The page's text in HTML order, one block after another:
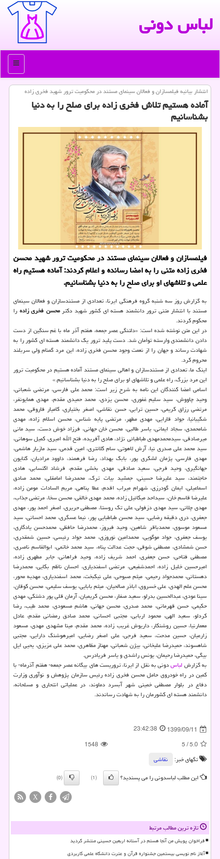
لباس دونی
منو
انتشار بیانیه فیلمسازان و فعالان سینمای مستند در محكومیت ترور شهید فخری زاده
آماده هستیم تلاش فخری زاده برای صلح را به دنیا
بشناسانیم
فیلمسازان و فعالان سینمای مستند در محكومیت ترور شهید محسن
فخری زاده متنی را به امضا رسانده و اعلام كردند: آماده هستیم راه
علمی و تلاشهای او برای صلح را به دنیا بشناسانیم.
به گزارش روز سه شنبه گروه فرهنگی ایرنا، تعدادی از مستندسازان و فعالان سینمای
مستند با انتشار متنی ترور دانشمند هسته ای کشور شهید دکترمحسن فخری زاده را
محکوم کردند.
در این متن نوشته شده است: «دلتنگی عصر جمعه، هفتم آذر ماه با غم سنگین از دست
دادن دانشمندی وارسته توأمان شد. دست پلید ترور یک دانشمند هسته ای کشور را به
شهادت رساند و جهان را از نعمت وجود محسن فخری زاده، این مرد گمنام ولی سربلند
محروم کرد.
اینک ما، تعدادی از مستندسازان و اهالی سینمای مستند آماده هستیم در محکومیت ترور
این مرد بزرگ، راه علمی و تلاشهای او برای صلح را به دنیا بشناسانیم.»
اسامی امضا کنندگان این نامه به شرح زیر است: محمد علی فارسی، مرتضی شعبانی،
وحید چاووش، سید سلیم غفوری، محسن یزدی، محمد حمیدی مقدم، مهدی همایونفر،
مرتضی رزاق کریمی، حسین ترابی، حسن نقاشی، اصغر بختیاری، کامیار فاروقی، محمد
شکیبانیا، جواد قارایی، مهدی مطهر، مرتضی پایه شناس، محسن اسلام زاده، مهدی
شامحمدی، سجاد ایمانی، یاسر طالبی، محسن خان جهانی، فرزاد خوش دست، سید مانی
میرصادقی، سیدمحمدمهدی طباطبائی نژاد، هادی آفریده، فتح الله امیری، کمیل سوهانی،
سید محمد علی صدری نیا، آرش لاهوتی، سام کلانتری، امین قدمی، سید مازیار هاشمی،
مهدی فارسی، پژمان لشکری پور، بابک بهداد، رضا فرهمند، داوود مرادیان، کتایون
جهانگیری، وحید فرجی، سعید صادقی، مهدی بخشی مقدم، فرشاد اکتسابی، هادی
حاجتمند، سید علیرضا حسینی، جمشید بیات ترک، محمدرضا امامقلی، محمد صادق
اسماعیلی، ایمان گودرزی، شهرام میراب اقدم، عطا پناهی، مریم السادات مومن زاده،
علیرضا قاسم خان، سیداحد میکائیل زاده، محمد مهدی خالقی، محسن سخا، مرتضی جذاب،
مهدی چلانی، سید مهدی دزفولی، علی تک روستا، مصطفی حریری، اصغر احمد پور، مهدی
جعفری، دری دقیقه رضایی، سید محسن طباطبایی پور، نیما عسگری، محمد احسانی، سید
مسعود موسوی، محمدباقر شاهین، وحید فیروز، محمدرضا حافظی، محمدحسن یادگاری،
یوسف جعفری، جواد موگویی، محمدامین نوروزی، محمد جواد رئیسی، حسین شمقدری،
حسن شمشادی، مصطفی شوقی، حجت عدالت پناه، سید محمد خاتمی، ابوالقاسم ناصری،
مصطفی فتاحی، حسن جعفری، احمد شریف زاده، وحید فراهانی، جابر مطهری زاده،
امیرحسین خلیل زاده، احمدشفیعی، مرتضی اسفندیاری، احسان ناظم بکایی، محمدرضا
دهستانی، محمدجواد رحیمی، میثم صبوحی، علی نیکبخت، محمد اسفندیاری، مهدیه محور،
محسن علم الهدی، علی خسروی، اباذر صالحیان، میثم بابایی، یوسف سلیمی، محسن کوقان،
سینا عودی، عبدالحسین بدرلو، سعید صفار، محسن کریمیان، آرمان قلی پور دشتکی، مهدی
حکیمی، حسن قهرمانی، محمد صدری، محسن جهانی، هاشم مسعودی، محمد طیب، رضا
کردلو، سعید الهی، محمود اربابی، مجتبی احسانی، محمد صادق رمضانی مقدم، عادل
معمارنیا، حسین روشنکار، داریوش غریب زاده، محمد مقدم، مینا مشهدی مهدی، مسعود
زارعیان، حسین مدحت، سعید فرجی، علی اصغر رضایی، امیرهوشنگ دارایی، مجتبی
شاهسوند، حمیدرضا علیخانی، بیژن شعبانی، مهناز مظاهری، محمد علی عزیزی، یحیی ایل
بیگی، حمیدرضا رحیمان، یونس راشدی و یاسر فریادرس.
به گزارشلباسدونی به نقل از ایرنا، تروریست های بیگانه عصر جمعه- هفتم آذرماه- با
کمین در راه خودروی حامل محسن فخری زاده رئیس سازمان پژوهش و نوآوری وزارت
دفاع در بلوار مصطفی خمینی شهر آبسرد دماوند، در عملیاتی انتحاری و مسلحانه،
دانشمند هسته ای کشورمان را به شهادت رساندند.
1399/09/11
23:42:38
5.0
/
5
1548
تگهای خبر:
نقاشی‌
این مطلب لباسدونی را می پسندید؟
(1)
(0)
X
تازه ترین مطالب مرتبط
فراخوان پویش من آنجا هستم در آستانه اربعین حسینی منتشر گردید
آغاز نام نویسی بیستمین جشنواره قرآن و عترت دانشگاه علمی کاربردی